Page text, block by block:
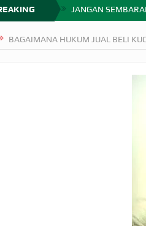
NEWS
JANGAN
BAGAIMANA
HUKUM
BAGAIMANA HUKUM JUAL BELI